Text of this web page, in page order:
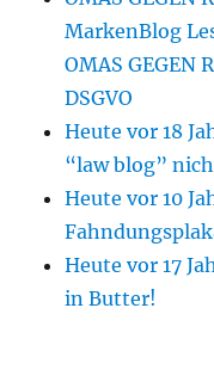
MarkenBlog
OMAS GEGEN
DSGVO
Heute vor 18
“law blog”
Heute vor 10
Heute vor 17
in Butter!